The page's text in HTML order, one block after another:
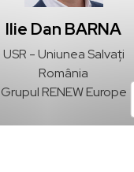
Ilie Dan BARNA
USR - Uniunea Salvați
România
Grupul RENEW Europe